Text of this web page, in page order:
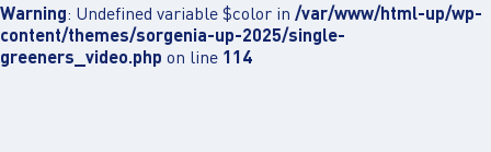
Warning: Undefined variable $color in /var/www/html-up/wp-
content/themes/sorgenia-up-2025/single-
greeners_video.php on line 114